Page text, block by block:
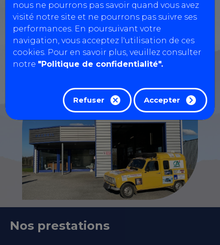
nous ne pourrons pas savoir quand vous avez
visité notre site et ne pourrons pas suivre ses
performances. En poursuivant votre
navigation, vous acceptez l'utilisation de ces
cookies. Pour en savoir plus, veuillez consulter
notre "Politique de confidentialité".
Refuser Accepter
les CONTRE-VISITES et visites
complémentaires POLLUTION se fait
uniquement par téléphone -
05.55.53.65.49
Nos prestations